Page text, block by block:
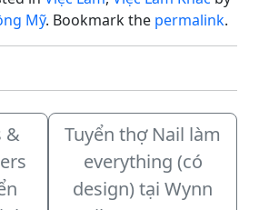
Mỹ. Bookmark the permalink.
&
Tuyển thợ Nail làm
everything (có
design) tại Wynn